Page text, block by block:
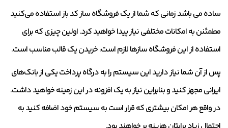
ساده می باشد زمانی که شما از یک فروشگاه ساز کد باز استفاده می‌کنید
مطمئنن به امکانات مختلفی نیاز پیدا خواهید کرد. اولین چیزی که برای
استفاده از این فروشگاه‌ سازها لازم است، خریدن یک قالب مناسب است.
پس از آن شما نیاز دارید این سیستم را به درگاه پرداخت یکی از بانک‌های
ایرانی مجهز کنید و بنابراین نیاز به یک افزونه در این زمینه خواهید داشت.
در واقع هر امکان بیشتری که قرار است به سیستم خود اضافه کنید به